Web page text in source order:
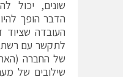
שונים, יכול
הדבר הופך
העובדה
של החברה